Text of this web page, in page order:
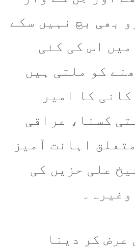
بھی بچ نہیں سکے
اس کی کئی
کو ملتی ہیں
کا امیر
کسنا، عراقی
اہانت آمیز
علی حزیں کی
عرض کر دینا